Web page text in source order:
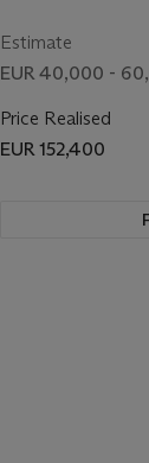
Estimate
EUR 40,000 -
Price Realised
EUR 152,400